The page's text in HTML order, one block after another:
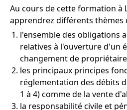
Au cours de cette formation à
apprendrez différents thèmes
l'ensemble des obligations
relatives à l'ouverture d'un
changement de
les principaux principes
réglementation des débits
1 à 4) comme de la vente
la responsabilité civile et